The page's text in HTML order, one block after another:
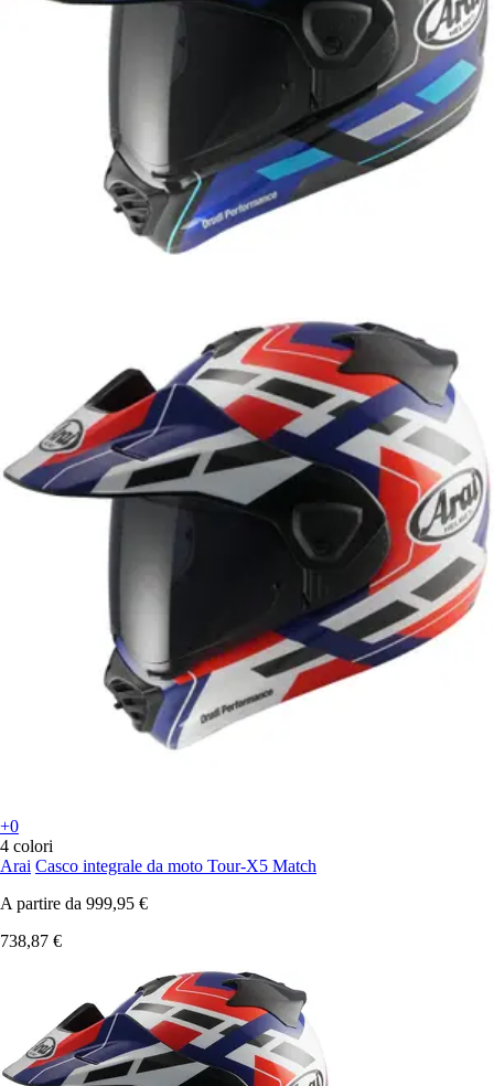
+0
4 colori
Arai Casco integrale da moto Tour-X5 Match
A partire da 999,95 €
738,87 €